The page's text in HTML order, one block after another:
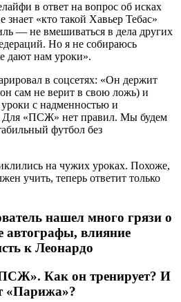
в ответ на вопрос об исках
«кто такой Хавьер Тебас»
— не вмешиваться в дела других
Но я не собираюсь
дают нам уроки».
в соцсетях: «Он держит
сам не верит в свою ложь) и
уроки с надменностью и
Для «ПСЖ» нет правил. Мы будем
футбол без
на чужих уроках. Похоже,
учить, теперь ответит только
нашел много грязи о
влияние
к Леонардо
Как он тренирует? И
«Парижа»?